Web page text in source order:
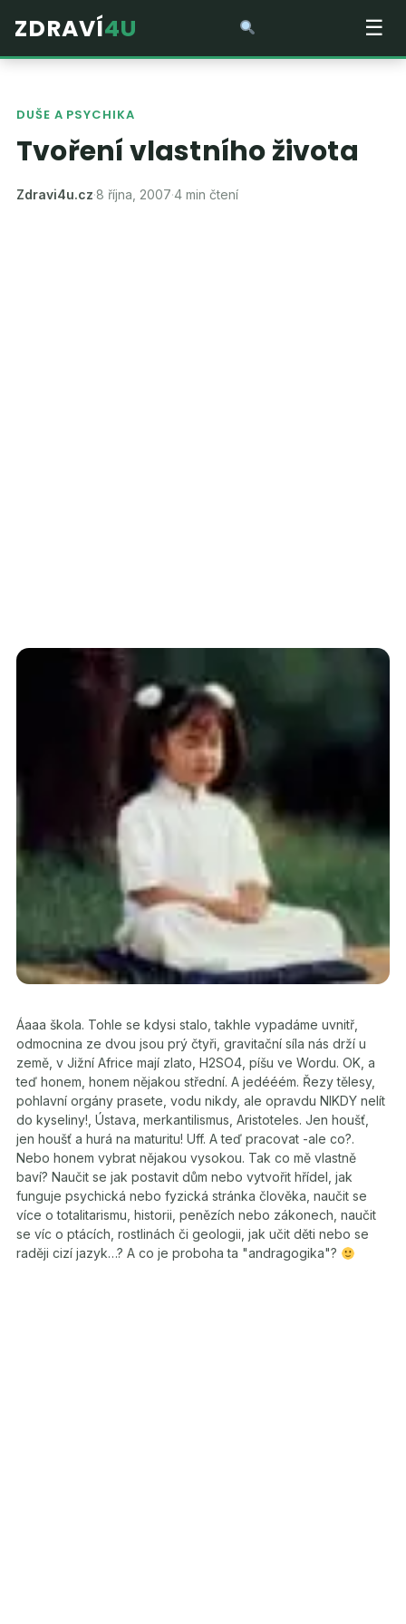
ZDRAVÍ4U ☰
DUŠE A PSYCHIKA
Tvoření vlastního života
Zdravi4u.cz·8 října, 2007·4 min čtení
Áaaa škola. Tohle se kdysi stalo, takhle vypadáme uvnitř,
odmocnina ze dvou jsou prý čtyři, gravitační síla nás drží u
země, v Jižní Africe mají zlato, H2SO4, píšu ve Wordu. OK, a
teď honem, honem nějakou střední. A jedééém. Řezy tělesy,
pohlavní orgány prasete, vodu nikdy, ale opravdu NIKDY nelít
do kyseliny!, Ústava, merkantilismus, Aristoteles. Jen houšť,
jen houšť a hurá na maturitu! Uff. A teď pracovat -ale co?.
Nebo honem vybrat nějakou vysokou. Tak co mě vlastně
baví? Naučit se jak postavit dům nebo vytvořit hřídel, jak
funguje psychická nebo fyzická stránka člověka, naučit se
více o totalitarismu, historii, penězích nebo zákonech, naučit
se víc o ptácích, rostlinách či geologii, jak učit děti nebo se
raději cizí jazyk…? A co je proboha ta "andragogika"?